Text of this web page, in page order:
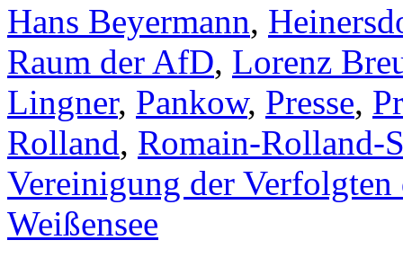
Hans Beyermann,
Raum der AfD, Lorenz
Lingner, Pankow, Presse,
Rolland, Romain-Rolland-
Vereinigung der Verfolgten
Weißensee